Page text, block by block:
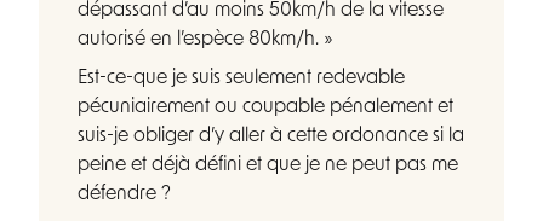
dépassant d’au moins 50km/h de la vitesse
autorisé en l’espèce 80km/h. »
Est-ce-que je suis seulement redevable
pécuniairement ou coupable pénalement et
suis-je obliger d’y aller à cette ordonance si la
peine et déjà défini et que je ne peut pas me
défendre ?